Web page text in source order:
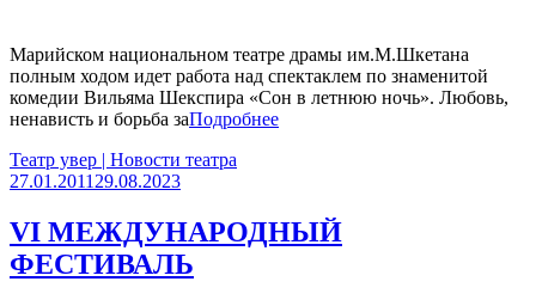
Марийском национальном театре драмы им.М.Шкетана
полным ходом идет работа над спектаклем по знаменитой
комедии Вильяма Шекспира «Сон в летнюю ночь». Любовь,
ненависть и борьба заПодробнее
Театр увер | Новости театра
27.01.2011 29.08.2023
VI МЕЖДУНАРОДНЫЙ
ФЕСТИВАЛЬ